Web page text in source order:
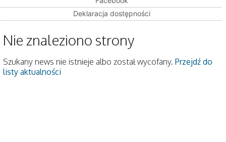
Deklaracja dostępności
Nie znaleziono strony
Szukany news nie istnieje albo został wycofany. Przejdź do
listy aktualności